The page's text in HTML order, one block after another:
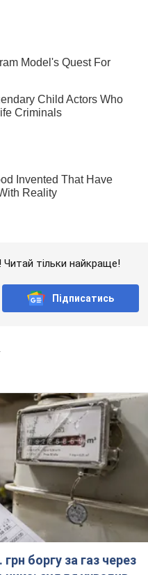
тільки найкраще!
Підписатись
боргу за газ через